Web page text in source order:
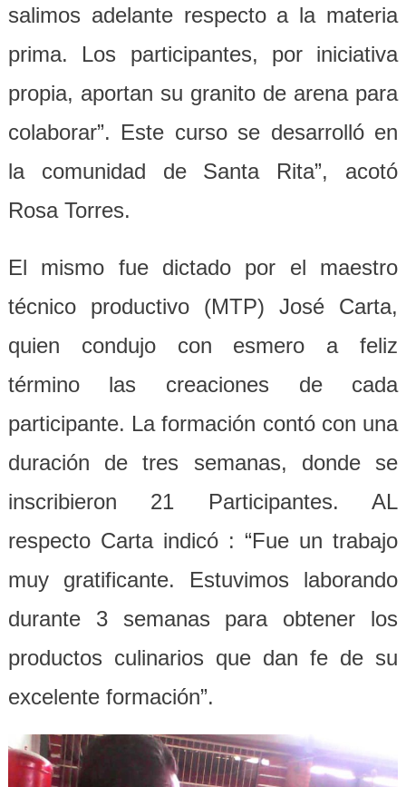
salimos adelante respecto a la materia
prima. Los participantes, por iniciativa
propia, aportan su granito de arena para
colaborar”. Este curso se desarrolló en
la comunidad de Santa Rita”, acotó
Rosa Torres.
El mismo fue dictado por el maestro
técnico productivo (MTP) José Carta,
quien condujo con esmero a feliz
término las creaciones de cada
participante. La formación contó con una
duración de tres semanas, donde se
inscribieron 21 Participantes. AL
respecto Carta indicó : “Fue un trabajo
muy gratificante. Estuvimos laborando
durante 3 semanas para obtener los
productos culinarios que dan fe de su
excelente formación”.